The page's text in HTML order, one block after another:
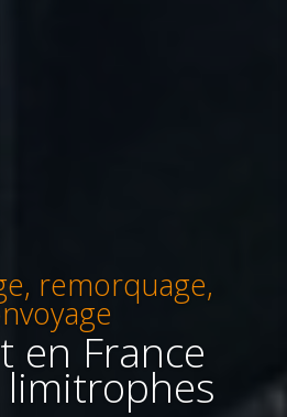
remorquage,
en France